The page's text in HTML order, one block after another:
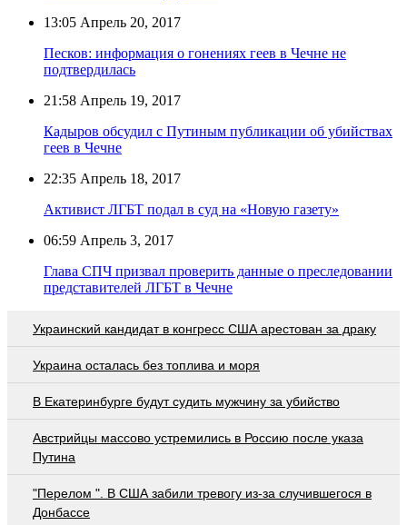
13:05 Апрель 20, 2017
Песков: информация о гонениях геев в Чечне не
подтвердилась
21:58 Апрель 19, 2017
Кадыров обсудил с Путиным публикации об убийствах
геев в Чечне
22:35 Апрель 18, 2017
Активист ЛГБТ подал в суд на «Новую газету»
06:59 Апрель 3, 2017
Глава СПЧ призвал проверить данные о преследовании
представителей ЛГБТ в Чечне
Украинский кандидат в конгресс США арестован за драку
Украина осталась без топлива и моря
В Екатеринбурге будут судить мужчину за убийство
Австрийцы массово устремились в Россию после указа
Путина
"Перелом ". В США забили тревогу из-за случившегося в
Донбассе